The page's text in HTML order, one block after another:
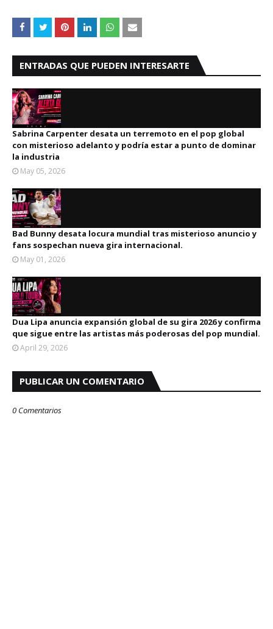
ENTRADAS QUE PUEDEN INTERESARTE
Sabrina Carpenter desata un terremoto en el pop global
con misterioso adelanto y podría estar a punto de dominar
la industria
May 05, 2026
Bad Bunny desata locura mundial tras misterioso anuncio y
fans sospechan nueva gira internacional.
May 01, 2026
Dua Lipa anuncia expansión global de su gira 2026 y confirma
que sigue entre las artistas más poderosas del pop mundial.
April 29, 2026
PUBLICAR UN COMENTARIO
0 Comentarios